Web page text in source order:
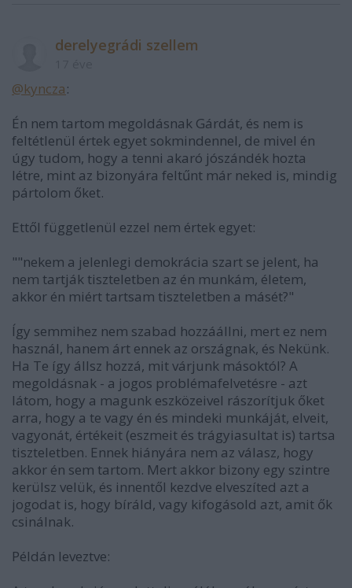
derelyegrádi szellem
@kyncza:
Én nem tartom megoldásnak Gárdát, és nem is
feltétlenül értek egyet sokmindennel, de mivel én
úgy tudom, hogy a tenni akaró jószándék hozta
létre, mint az bizonyára feltűnt már neked is, mindig
pártolom őket.
Ettől függetlenül ezzel nem értek egyet:
""nekem a jelenlegi demokrácia szart se jelent, ha
nem tartják tiszteletben az én munkám, életem,
akkor én miért tartsam tiszteletben a másét?"
Így semmihez nem szabad hozzáállni, mert ez nem
használ, hanem árt ennek az országnak, és Nekünk.
Ha Te így állsz hozzá, mit várjunk másoktól? A
megoldásnak - a jogos problémafelvetésre - azt
látom, hogy a magunk eszközeivel rászorítjuk őket
arra, hogy a te vagy én és mindeki munkáját, elveit,
vagyonát, értékeit (eszmeit és trágyiasultat is) tartsa
tiszteletben. Ennek hiányára nem az válasz, hogy
akkor én sem tartom. Mert akkor bizony egy szintre
kerülsz velük, és innentől kezdve elveszíted azt a
jogodat is, hogy bíráld, vagy kifogásold azt, amit ők
csinálnak.
Példán leveztve: